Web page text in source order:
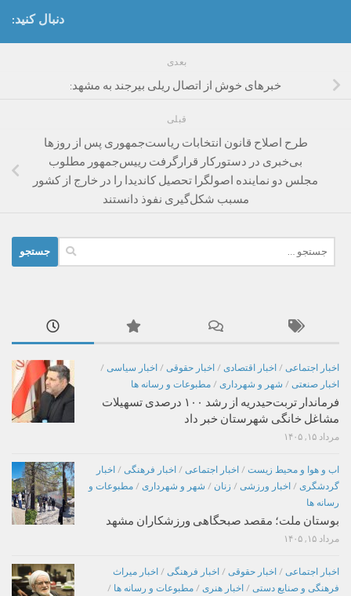
دنبال کنید:
بعدی
خبرهای خوش از اتصال ریلی بیرجند به مشهد:
قبلی
طرح اصلاح قانون انتخابات ریاست‌جمهوری پس از روزها
بی‌خبری در دستورکار قرارگرفت رییس‌جمهور مطلوب
مجلس دو نماینده اصولگرا تحصیل کاندیدا را در خارج از کشور
مسبب شکل‌گیری نفوذ دانستند
برای:
اخبار اجتماعی / اخبار اقتصادی / اخبار حقوقی / اخبار سیاسی /
اخبار صنعتی / شهر و شهرداری / مطبوعات و رسانه ها
فرماندار تربت‌حیدریه از رشد ۱۰۰ درصدی تسهیلات
مشاغل خانگی شهرستان خبر داد
مرداد ۱۵, ۱۴۰۵
اب و هوا و محیط زیست / اخبار اجتماعی / اخبار فرهنگی / اخبار
گردشگری / اخبار ورزشی / زنان / شهر و شهرداری / مطبوعات و
رسانه ها
بوستان ملت؛ مقصد صبحگاهی ورزشکاران مشهد
مرداد ۱۵, ۱۴۰۵
اخبار اجتماعی / اخبار حقوقی / اخبار فرهنگی / اخبار میراث
فرهنگی و صنایع دستی / اخبار هنری / مطبوعات و رسانه ها /